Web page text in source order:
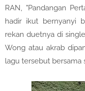
RAN, "Pandangan
hadir ikut bernyanyi
rekan duetnya di
Wong atau akrab
lagu tersebut bersama